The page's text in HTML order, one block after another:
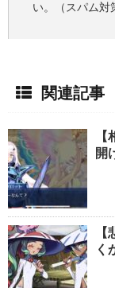
い。（スパム対
関連記事
開
く